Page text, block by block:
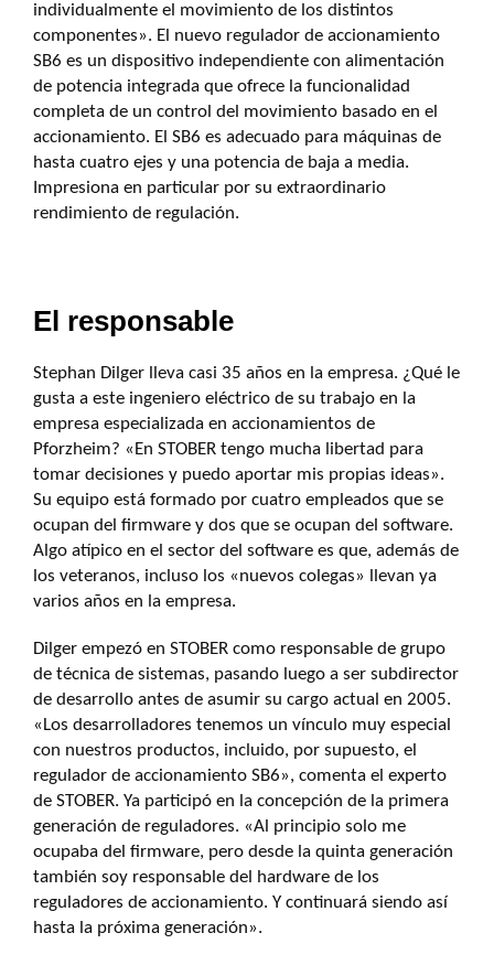
individualmente el movimiento de los distintos
componentes». El nuevo regulador de accionamiento
SB6 es un dispositivo independiente con alimentación
de potencia integrada que ofrece la funcionalidad
completa de un control del movimiento basado en el
accionamiento. El SB6 es adecuado para máquinas de
hasta cuatro ejes y una potencia de baja a media.
Impresiona en particular por su extraordinario
rendimiento de regulación.
El responsable
Stephan Dilger lleva casi 35 años en la empresa. ¿Qué le
gusta a este ingeniero eléctrico de su trabajo en la
empresa especializada en accionamientos de
Pforzheim? «En STOBER tengo mucha libertad para
tomar decisiones y puedo aportar mis propias ideas».
Su equipo está formado por cuatro empleados que se
ocupan del firmware y dos que se ocupan del software.
Algo atípico en el sector del software es que, además de
los veteranos, incluso los «nuevos colegas» llevan ya
varios años en la empresa.
Dilger empezó en STOBER como responsable de grupo
de técnica de sistemas, pasando luego a ser subdirector
de desarrollo antes de asumir su cargo actual en 2005.
«Los desarrolladores tenemos un vínculo muy especial
con nuestros productos, incluido, por supuesto, el
regulador de accionamiento SB6», comenta el experto
de STOBER. Ya participó en la concepción de la primera
generación de reguladores. «Al principio solo me
ocupaba del firmware, pero desde la quinta generación
también soy responsable del hardware de los
reguladores de accionamiento. Y continuará siendo así
hasta la próxima generación».